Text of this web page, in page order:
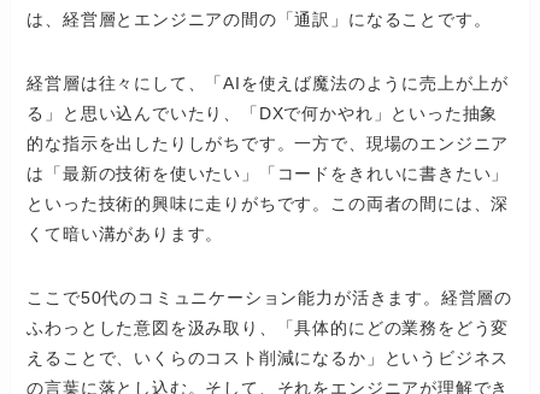
は、経営層とエンジニアの間の「通訳」になることです。
経営層は往々にして、「AIを使えば魔法のように売上が上が
る」と思い込んでいたり、「DXで何かやれ」といった抽象
的な指示を出したりしがちです。一方で、現場のエンジニア
は「最新の技術を使いたい」「コードをきれいに書きたい」
といった技術的興味に走りがちです。この両者の間には、深
くて暗い溝があります。
ここで50代のコミュニケーション能力が活きます。経営層の
ふわっとした意図を汲み取り、「具体的にどの業務をどう変
えることで、いくらのコスト削減になるか」というビジネス
の言葉に落とし込む。そして、それをエンジニアが理解でき